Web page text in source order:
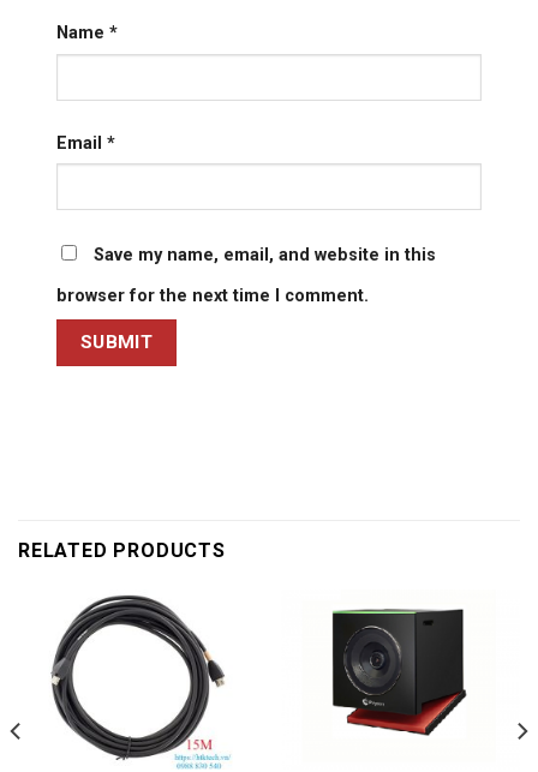
Name *
Email *
Save my name, email, and website in this
browser for the next time I comment.
RELATED PRODUCTS